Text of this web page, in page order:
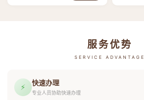
服务优势
SERVICE ADVANTAGE
⚡ 快速办理
专业人员协助快速办理